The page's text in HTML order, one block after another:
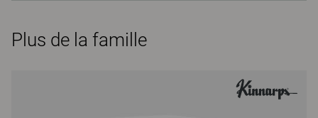
Plus de la famille